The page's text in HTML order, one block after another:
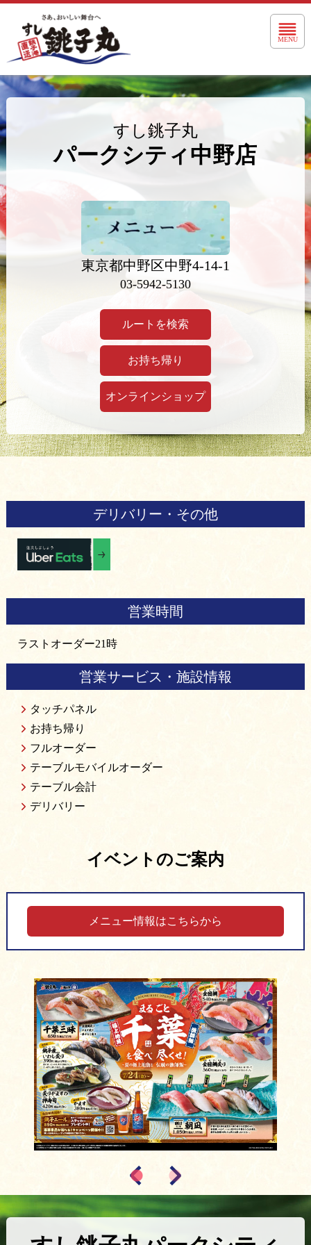
MENU
Toggle
すし銚子丸
パークシティ中野店
東京都中野区中野4-14-1
03-5942-5130
ルートを検索
お持ち帰り
オンラインショップ
デリバリー・その他
営業時間
ラストオーダー21時
営業サービス・施設情報
タッチパネル
お持ち帰り
フルオーダー
テーブルモバイルオーダー
テーブル会計
デリバリー
イベントのご案内
メニュー情報はこちらから